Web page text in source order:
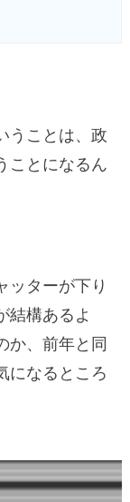
うことは、政
ことになるん
ッターが下り
結構あるよ
か、前年と同
になるところ